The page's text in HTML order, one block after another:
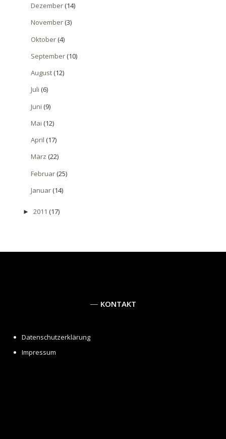
Dezember(14)
November(3)
Oktober(4)
September(10)
August(12)
Juli (6)
Juni (9)
Mai (12)
April (17)
März (22)
Februar(25)
Januar(14)
► 2011 (17)
KONTAKT
Datenschutzerklärung
Impressum